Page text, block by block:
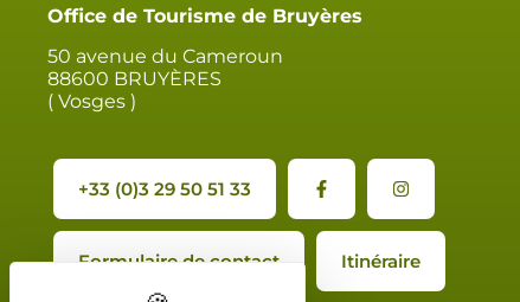
Office de Tourisme de Bruyères
50 avenue du Cameroun
88600 BRUYÈRES
( Vosges )
+33 (0)3 29 50 51 33
Formulaire de contact Itinéraire